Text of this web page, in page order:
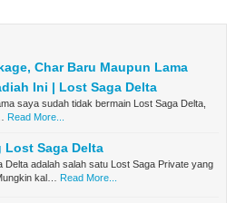
Char Baru Maupun Lama
Ini | Lost Saga Delta
saya sudah tidak bermain Lost Saga Delta,
Read More...
Lost Saga Delta
Delta adalah salah satu Lost Saga Private yang
kal…
Read More...